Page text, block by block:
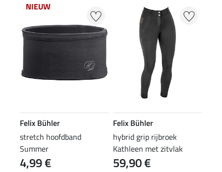
NIEUW
Felix Bühler
stretch hoofdband
Summer
4,99 €
Felix Bühler
hybrid grip rijbroek
Kathleen met zitvlak
59,90 €